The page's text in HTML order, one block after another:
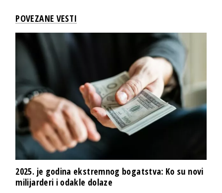
POVEZANE VESTI
2025. je godina ekstremnog bogatstva: Ko su novi
milijarderi i odakle dolaze